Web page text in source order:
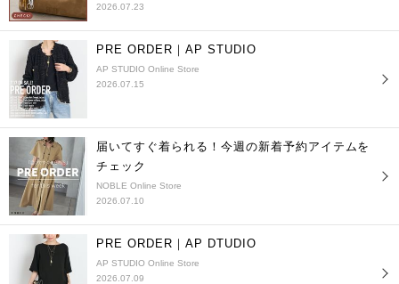
2026.07.23
PRE ORDER｜AP STUDIO
AP STUDIO Online Store
2026.07.15
届いてすぐ着られる！今週の新着予約アイテムを
チェック
NOBLE Online Store
2026.07.10
PRE ORDER｜AP DTUDIO
AP STUDIO Online Store
2026.07.09